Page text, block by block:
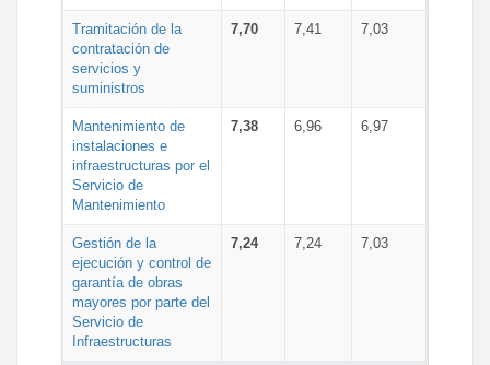
Tramitación de la
contratación de
servicios y
suministros
7,70 7,41 7,03
Mantenimiento de
instalaciones e
infraestructuras por el
Servicio de
Mantenimiento
7,38 6,96 6,97
Gestión de la
ejecución y control de
garantía de obras
mayores por parte del
Servicio de
Infraestructuras
7,24 7,24 7,03